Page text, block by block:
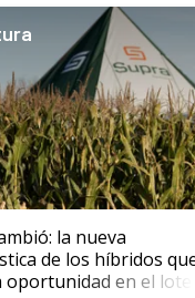
la nueva
de los híbridos
en el lote